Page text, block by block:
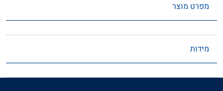
מפרט מוצר
מידות